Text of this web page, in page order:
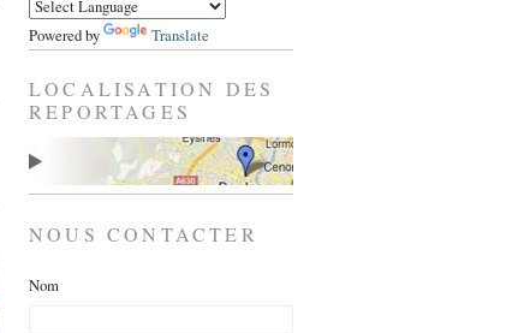
Powered by Translate
LOCALISATION DES
REPORTAGES
NOUS CONTACTER
Nom